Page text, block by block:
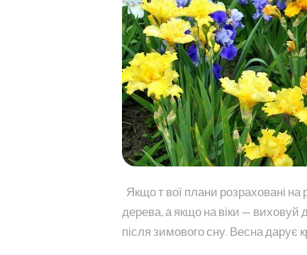
Якщо т вої плани розраховані
дерева, а якщо на віки —
після зимового сну. Весна дарує